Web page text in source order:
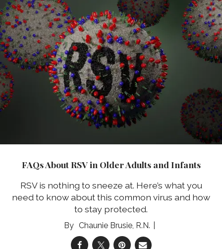
FAQs About RSV in Older Adults and Infants
RSV is nothing to sneeze at. Here’s what you
need to know about this common virus and how
to stay protected.
Chaunie Brusie, R.N.